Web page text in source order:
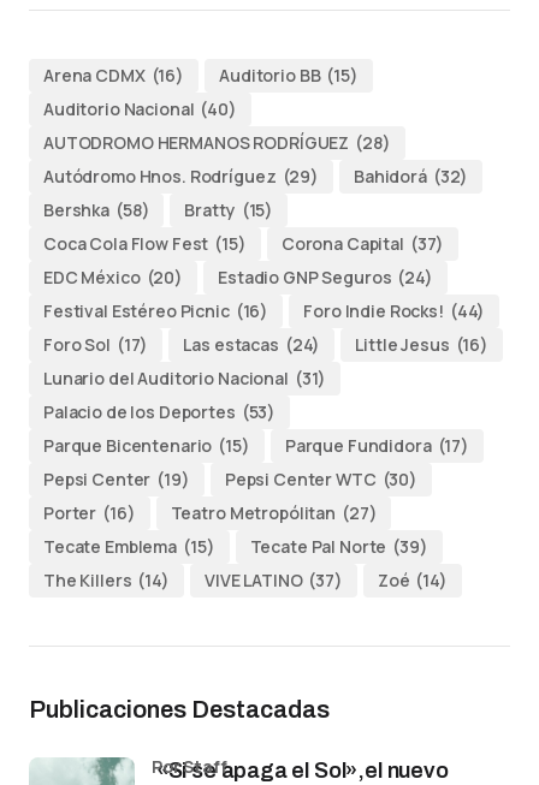
Arena CDMX (16) Auditorio BB (15)
Auditorio Nacional (40)
AUTODROMO HERMANOS RODRÍGUEZ (28)
Autódromo Hnos. Rodríguez (29) Bahidorá (32)
Bershka (58) Bratty (15)
Coca Cola Flow Fest (15) Corona Capital (37)
EDC México (20) Estadio GNP Seguros (24)
Festival Estéreo Picnic (16) Foro Indie Rocks! (44)
Foro Sol (17) Las estacas (24) Little Jesus (16)
Lunario del Auditorio Nacional (31)
Palacio de los Deportes (53)
Parque Bicentenario (15) Parque Fundidora (17)
Pepsi Center (19) Pepsi Center WTC (30)
Porter (16) Teatro Metropólitan (27)
Tecate Emblema (15) Tecate Pal Norte (39)
The Killers (14) VIVE LATINO (37) Zoé (14)
Publicaciones Destacadas
«Si se apaga el Sol»,el nuevo
por Staff